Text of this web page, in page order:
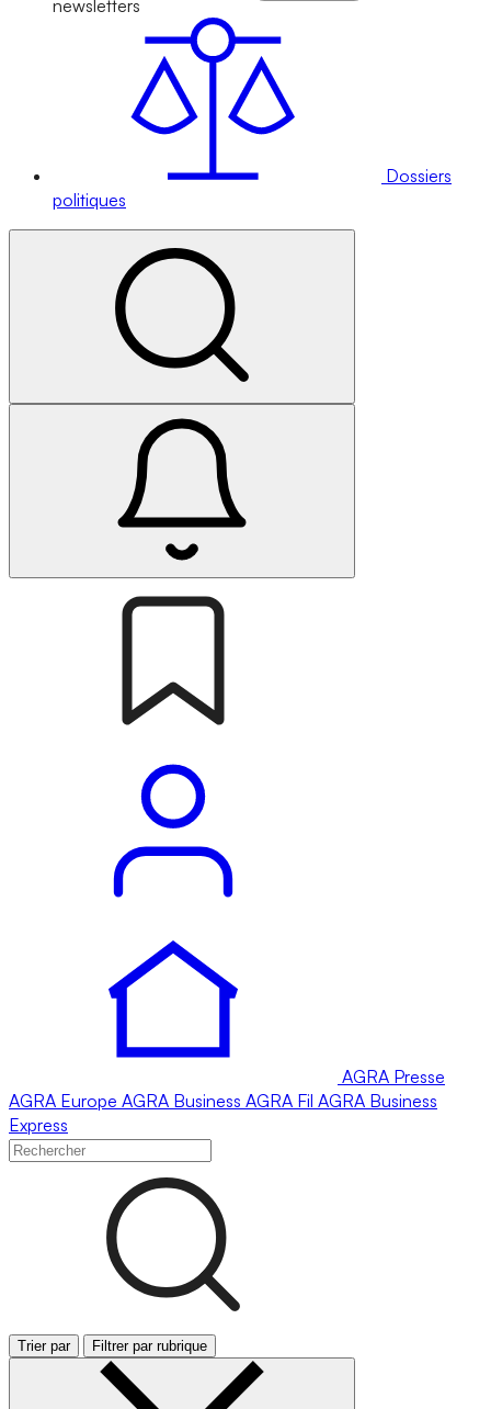
newsletters
Dossiers
politiques
AGRA Presse
AGRA Europe AGRA Business AGRA Fil AGRA Business
Express
Trier par Filtrer par rubrique